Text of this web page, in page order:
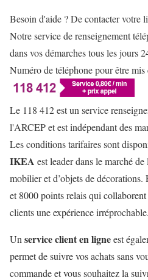
Besoin d'aide ? De contacter votre
Notre service de renseignement
dans vos démarches tous les jours
Numéro de téléphone pour être
Le 118 412 est un service
l'ARCEP et est indépendant des
Les conditions tarifaires sont
IKEA est leader dans le marché
mobilier et d’objets de décorations.
et 8000 points relais qui
clients une expérience irréprochable.
Un service client en ligneest
permet de suivre vos achats sans
commande et vous souhaitez la